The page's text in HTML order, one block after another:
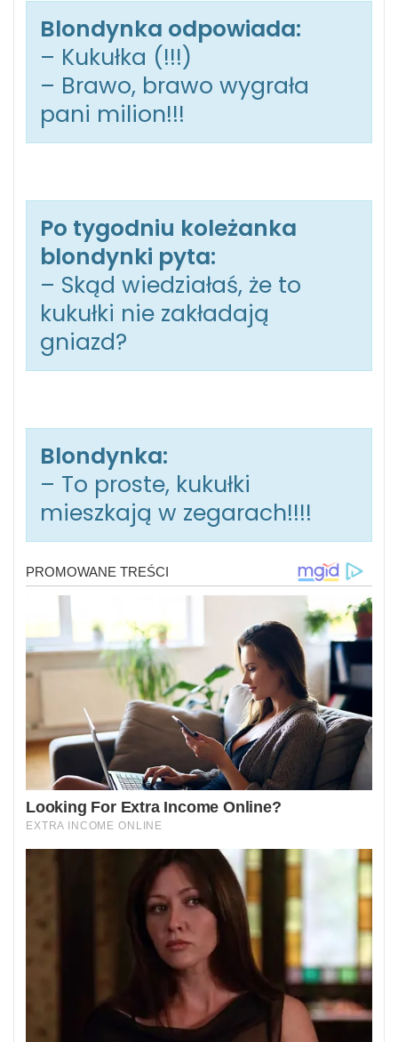
Blondynka odpowiada:
– Kukułka (!!!)
– Brawo, brawo wygrała
pani milion!!!
Po tygodniu koleżanka
blondynki pyta:
– Skąd wiedziałaś, że to
kukułki nie zakładają
gniazd?
Blondynka:
– To proste, kukułki
mieszkają w zegarach!!!!